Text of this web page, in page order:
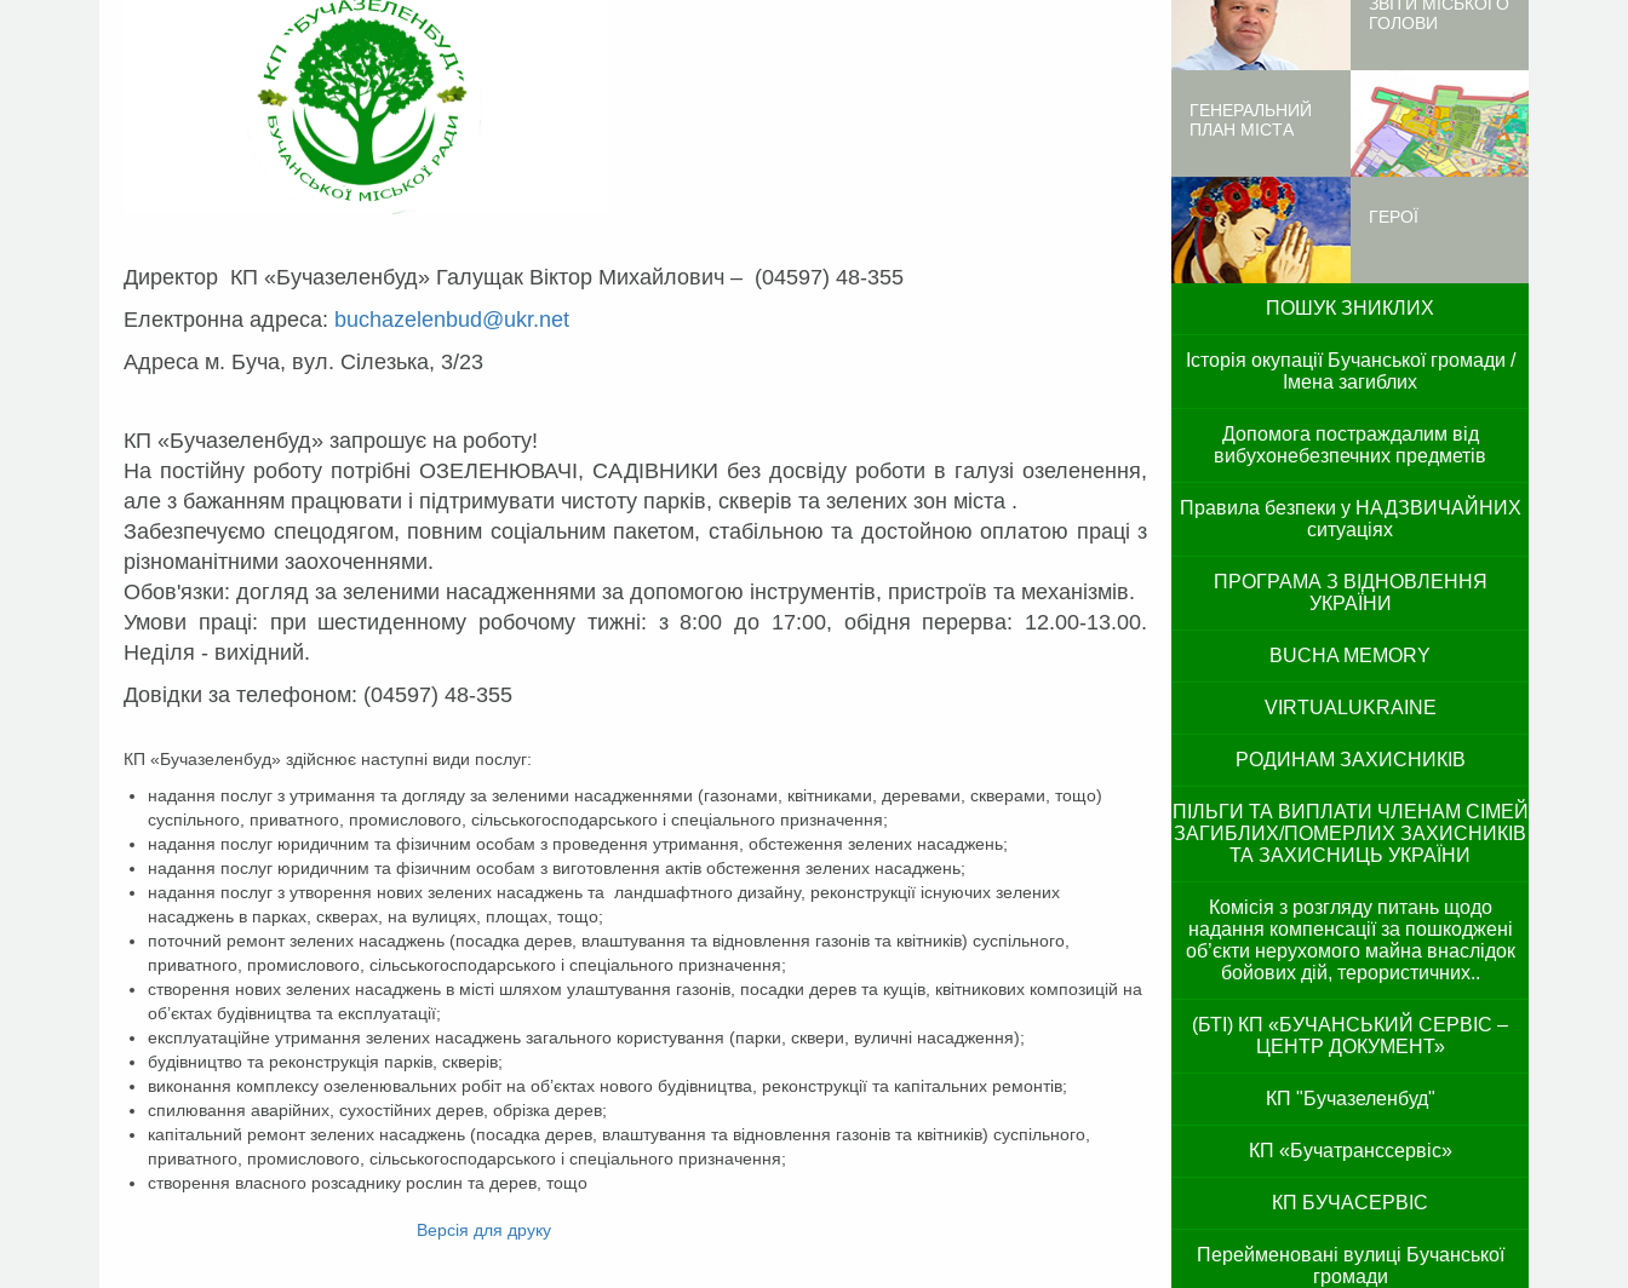
Директор КП «Бучазеленбуд» Галущак Віктор Михайлович – (04597) 48-355
Електронна адреса: buchazelenbud@ukr.net
Адреса м. Буча, вул. Сілезька, 3/23
КП «Бучазеленбуд» запрошує на роботу!
На постійну роботу потрібні ОЗЕЛЕНЮВАЧІ, САДІВНИКИ без досвіду роботи в галузі озеленення,
але з бажанням працювати і підтримувати чистоту парків, скверів та зелених зон міста .
Забезпечуємо спецодягом, повним соціальним пакетом, стабільною та достойною оплатою праці з
різноманітними заохоченнями.
Обов'язки: догляд за зеленими насадженнями за допомогою інструментів, пристроїв та механізмів.
Умови праці: при шестиденному робочому тижні: з 8:00 до 17:00, обідня перерва: 12.00-13.00.
Неділя - вихідний.
Довідки за телефоном: (04597) 48-355
КП «Бучазеленбуд» здійснює наступні види послуг:
надання послуг з утримання та догляду за зеленими насадженнями (газонами, квітниками, деревами, скверами, тощо)
суспільного, приватного, промислового, сільськогосподарського і спеціального призначення;
надання послуг юридичним та фізичним особам з проведення утримання, обстеження зелених насаджень;
надання послуг юридичним та фізичним особам з виготовлення актів обстеження зелених насаджень;
надання послуг з утворення нових зелених насаджень та ландшафтного дизайну, реконструкції існуючих зелених
насаджень в парках, скверах, на вулицях, площах, тощо;
поточний ремонт зелених насаджень (посадка дерев, влаштування та відновлення газонів та квітників) суспільного,
приватного, промислового, сільськогосподарського і спеціального призначення;
створення нових зелених насаджень в місті шляхом улаштування газонів, посадки дерев та кущів, квітникових композицій на
об’єктах будівництва та експлуатації;
експлуатаційне утримання зелених насаджень загального користування (парки, сквери, вуличні насадження);
будівництво та реконструкція парків, скверів;
виконання комплексу озеленювальних робіт на об’єктах нового будівництва, реконструкції та капітальних ремонтів;
спилювання аварійних, сухостійних дерев, обрізка дерев;
капітальний ремонт зелених насаджень (посадка дерев, влаштування та відновлення газонів та квітників) суспільного,
приватного, промислового, сільськогосподарського і спеціального призначення;
створення власного розсаднику рослин та дерев, тощо
TwitterВерсія для друку
ГОЛОВИ
ГЕНЕРАЛЬНИЙ
ПЛАН МІСТА
ГЕРОЇ
ПОШУК ЗНИКЛИХ
Історія окупації Бучанської громади /
Імена загиблих
Допомога постраждалим від
вибухонебезпечних предметів
Правила безпеки у НАДЗВИЧАЙНИХ
ситуаціях
ПРОГРАМА З ВІДНОВЛЕННЯ
УКРАЇНИ
BUCHA MEMORY
VIRTUALUKRAINE
РОДИНАМ ЗАХИСНИКІВ
ПІЛЬГИ ТА ВИПЛАТИ ЧЛЕНАМ СІМЕЙ
ЗАГИБЛИХ/ПОМЕРЛИХ ЗАХИСНИКІВ
ТА ЗАХИСНИЦЬ УКРАЇНИ
Комісія з розгляду питань щодо
надання компенсації за пошкоджені
об’єкти нерухомого майна внаслідок
бойових дій, терористичних..
(БТІ) КП «БУЧАНСЬКИЙ СЕРВІС –
ЦЕНТР ДОКУМЕНТ»
КП "Бучазеленбуд"
КП «Бучатранссервіс»
КП БУЧАСЕРВІС
Перейменовані вулиці Бучанської
громади